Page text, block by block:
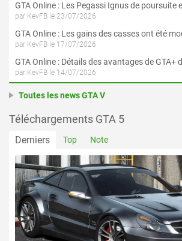
par KevFB le 23/07/2026
par KevFB le 17/07/2026
par KevFB le 14/07/2026
Toutes les news GTA V
Téléchargements GTA 5
Derniers Top Note